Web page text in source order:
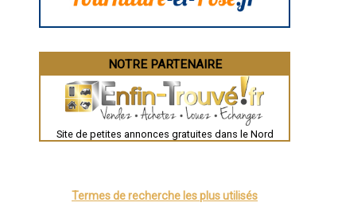
NOTRE PARTENAIRE
Site de petites annonces gratuites dans le Nord
Termes de recherche les plus utilisés